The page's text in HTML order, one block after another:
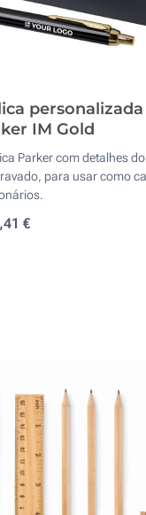
IM Gold
Parker com detalhes
para usar como
€